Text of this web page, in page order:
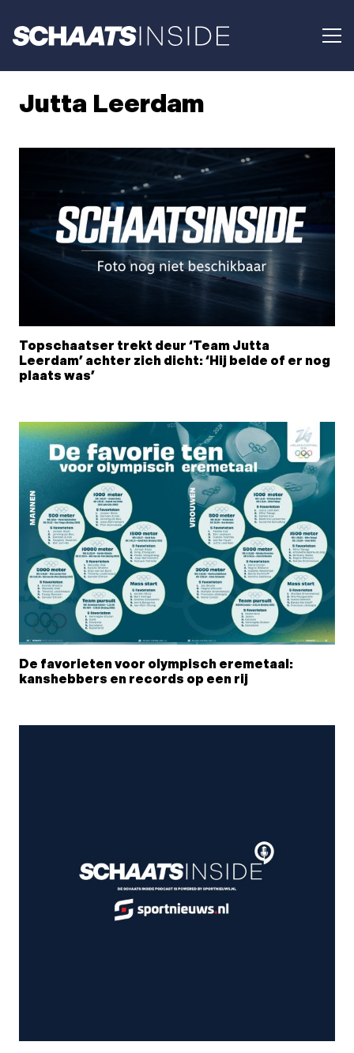
Jutta Leerdam
Topschaatser trekt deur ‘Team Jutta
Leerdam’ achter zich dicht: ‘Hij belde of er nog
plaats was’
De favorieten voor olympisch eremetaal:
kanshebbers en records op een rij